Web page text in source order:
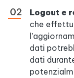
Logout e
che
dati
dati